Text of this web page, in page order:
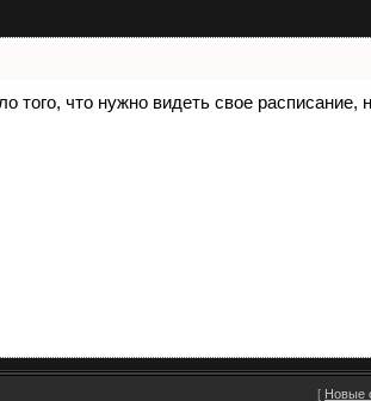
что нужно видеть свое расписание,
[ Новые